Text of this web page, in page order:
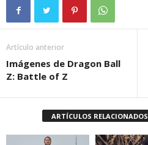
Artículo anterior
Imágenes de Dragon Ball
Z: Battle of Z
ARTÍCULOS RELACIONADOS